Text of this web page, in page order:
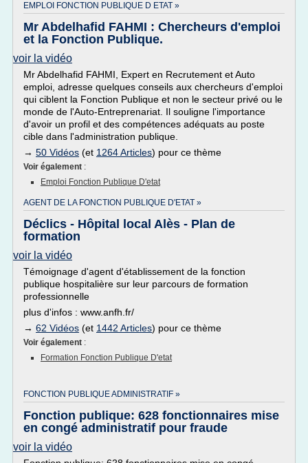
EMPLOI FONCTION PUBLIQUE D ETAT »
Mr Abdelhafid FAHMI : Chercheurs d'emploi
et la Fonction Publique.
voir la vidéo
Mr Abdelhafid FAHMI, Expert en Recrutement et Auto
emploi, adresse quelques conseils aux chercheurs d'emploi
qui ciblent la Fonction Publique et non le secteur privé ou le
monde de l'Auto-Entreprenariat. Il souligne l'importance
d'avoir un profil et des compétences adéquats au poste
cible dans l'administration publique.
→ 50 Vidéos (et 1264 Articles) pour ce thème
Voir également :
Emploi Fonction Publique D'etat
AGENT DE LA FONCTION PUBLIQUE D'ETAT »
Déclics - Hôpital local Alès - Plan de
formation
voir la vidéo
Témoignage d'agent d'établissement de la fonction
publique hospitalière sur leur parcours de formation
professionnelle
plus d'infos : www.anfh.fr/
→ 62 Vidéos (et 1442 Articles) pour ce thème
Voir également :
Formation Fonction Publique D'etat
FONCTION PUBLIQUE ADMINISTRATIF »
Fonction publique: 628 fonctionnaires mise
en congé administratif pour fraude
voir la vidéo